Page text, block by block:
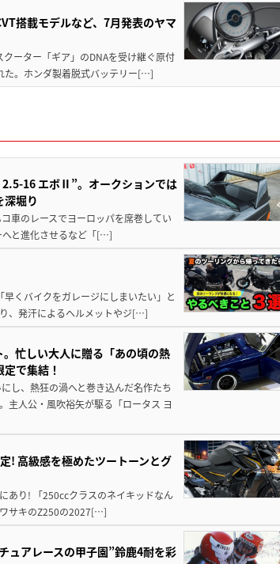
搭載モデルなど、7月発表のヤマ
ーター「ギア」のDNAを受け継ぐ原付
た。ホンダ製着脱式バッテリー[…]
2.5-16 エボⅡ”。オークションでは
深堀り
車のレースでヨーロッパを席巻してい
へと進化させるなど「[…]
くバイクをガレージにしまいたい」と
、発汗によるヘルメットやジ[…]
忙しい大人に贈る「あの頃の熱
で集結！
し、熱狂の渦へと巻き込んだ名作たち
主人公・風吹裕矢が駆る「ロータス ヨ
! 高級感を極めたツートーンとグ
あり! 「250ccクラスのネイキッドなん
サキのZ250の2027[…]
ュアレースの甲子園”鈴鹿4耐を彩